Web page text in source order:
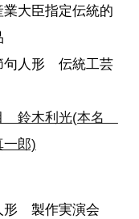
業大臣指定伝統的
句人形 伝統工芸
鈴木利光(本名
一郎)
形 製作実演会